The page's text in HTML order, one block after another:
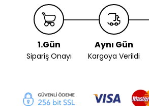
1.Gün
Sipariş Onayı
Aynı Gün
Kargoya Verildi